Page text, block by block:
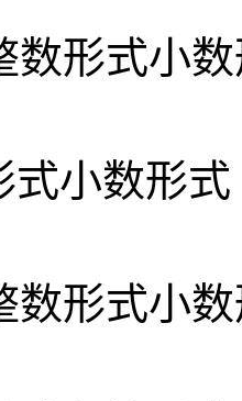
数形式小
式小数形式
数形式小